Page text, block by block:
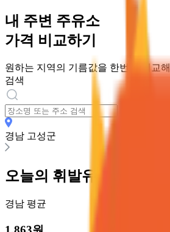
내 주변 주유소
가격 비교하기
원하는 지역의 기름값을 한번에 비교
검색
경남 고성군
오늘의 휘발유
경남 평균